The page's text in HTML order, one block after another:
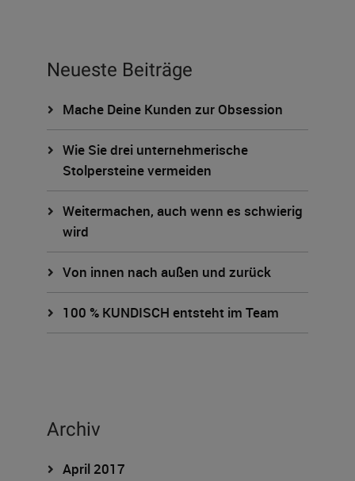
Neueste Beiträge
Mache Deine Kunden zur Obsession
Wie Sie drei unternehmerische
Stolpersteine vermeiden
Weitermachen, auch wenn es schwierig
wird
Von innen nach außen und zurück
100 % KUNDISCH entsteht im Team
Archiv
April 2017